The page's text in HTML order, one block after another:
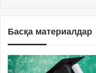
Басқа материалдар